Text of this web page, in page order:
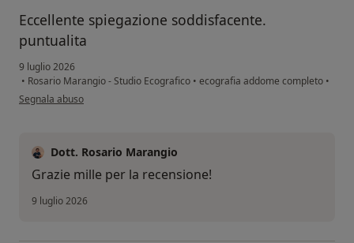
Eccellente spiegazione soddisfacente.
puntualita
9 luglio 2026
• Rosario Marangio - Studio Ecografico • ecografia addome completo •
secondo l'opinione dell'utente D.G
Segnala abuso
Dott. Rosario Marangio
Grazie mille per la recensione!
9 luglio 2026